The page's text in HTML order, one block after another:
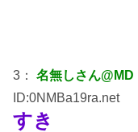
3： 名無しさん@MD
ID:0NMBa19ra.net
すき